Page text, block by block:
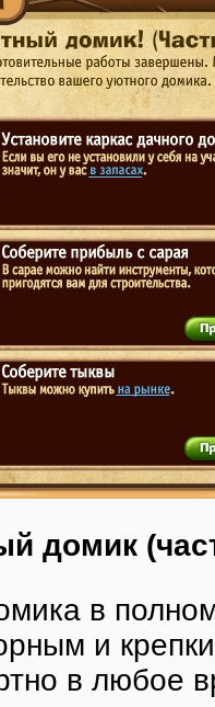
домик
в
и
в любое